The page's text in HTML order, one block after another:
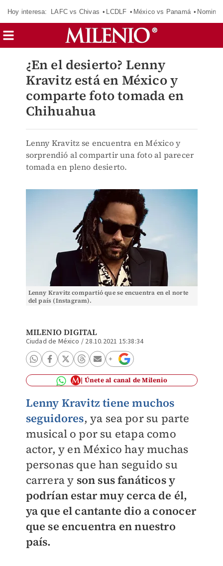
Hoy interesa: LAFC vs Chivas LCDLF México vs Panamá
¿En el desierto? Lenny
Kravitz está en México y
comparte foto tomada en
Chihuahua
Lenny Kravitz se encuentra en México y
sorprendió al compartir una foto al parecer
tomada en pleno desierto.
Lenny Kravitz compartió que se encuentra en el norte
del país (Instagram).
MILENIO DIGITAL
Ciudad de México / 28.10.2021 15:38:34
Únete al canal de Milenio
Lenny Kravitz tiene muchos
seguidores, ya sea por su parte
musical o por su etapa como
actor, y en México hay muchas
personas que han seguido su
carrera y son sus fanáticos y
podrían estar muy cerca de él,
ya que el cantante dio a conocer
que se encuentra en nuestro
país.